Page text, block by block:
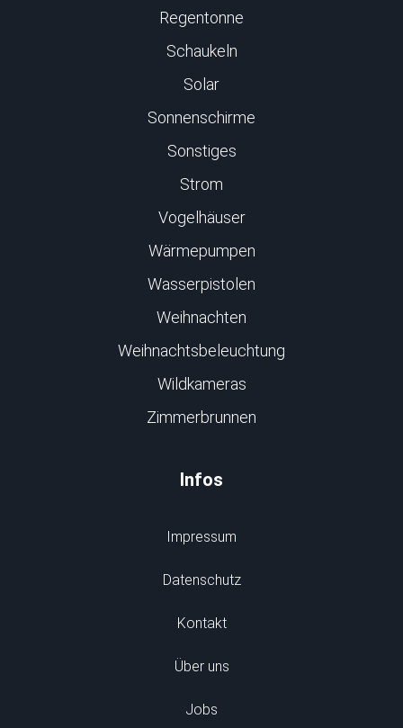
Regentonne
Schaukeln
Solar
Sonnenschirme
Sonstiges
Strom
Vogelhäuser
Wärmepumpen
Wasserpistolen
Weihnachten
Weihnachtsbeleuchtung
Wildkameras
Zimmerbrunnen
Infos
Impressum
Datenschutz
Kontakt
Über uns
Jobs